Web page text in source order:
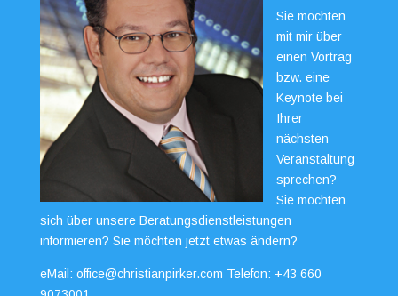
Sie möchten
mit mir über
einen Vortrag
bzw. eine
Keynote bei
Ihrer
nächsten
Veranstaltung
sprechen?
Sie möchten
sich über unsere Beratungsdienstleistungen
informieren? Sie möchten jetzt etwas ändern?
eMail: office@christianpirker.com Telefon: +43 660